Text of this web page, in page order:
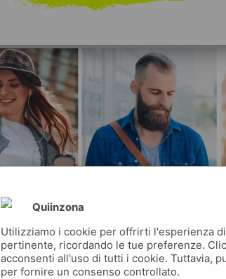
Quiinzona
Utilizziamo i cookie per offrirti l'esperienza
pertinente, ricordando le tue preferenze.
acconsenti all'uso di tutti i cookie. Tuttavia,
per fornire un consenso controllato.